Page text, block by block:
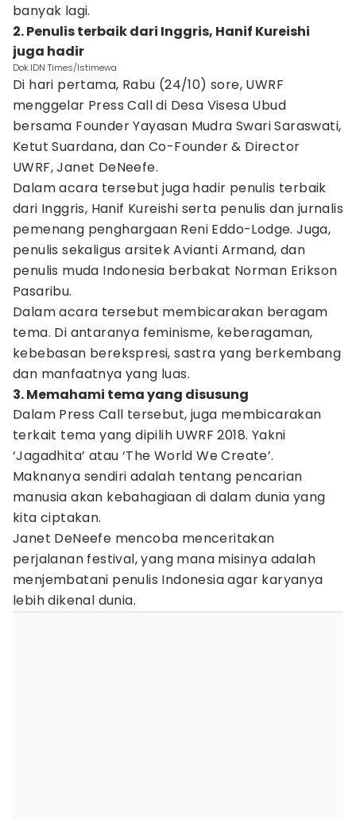
banyak lagi.
2. Penulis terbaik dari Inggris, Hanif Kureishi
juga hadir
Dok.IDN Times/Istimewa
Di hari pertama, Rabu (24/10) sore, UWRF
menggelar Press Call di Desa Visesa Ubud
bersama Founder Yayasan Mudra Swari Saraswati,
Ketut Suardana, dan Co-Founder & Director
UWRF, Janet DeNeefe.
Dalam acara tersebut juga hadir penulis terbaik
dari Inggris, Hanif Kureishi serta penulis dan jurnalis
pemenang penghargaan Reni Eddo-Lodge. Juga,
penulis sekaligus arsitek Avianti Armand, dan
penulis muda Indonesia berbakat Norman Erikson
Pasaribu.
Dalam acara tersebut membicarakan beragam
tema. Di antaranya feminisme, keberagaman,
kebebasan berekspresi, sastra yang berkembang
dan manfaatnya yang luas.
3. Memahami tema yang disusung
Dalam Press Call tersebut, juga membicarakan
terkait tema yang dipilih UWRF 2018. Yakni
‘Jagadhita’ atau ‘The World We Create’.
Maknanya sendiri adalah tentang pencarian
manusia akan kebahagiaan di dalam dunia yang
kita ciptakan.
Janet DeNeefe mencoba menceritakan
perjalanan festival, yang mana misinya adalah
menjembatani penulis Indonesia agar karyanya
lebih dikenal dunia.